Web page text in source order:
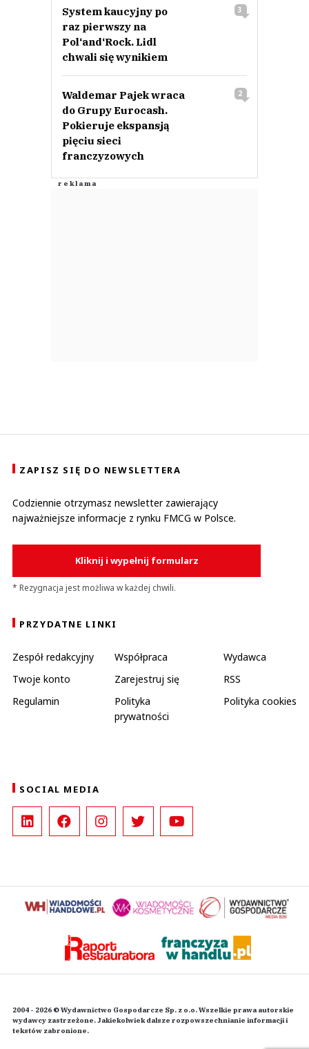
System kaucyjny po
raz pierwszy na
Pol‘and‘Rock. Lidl
chwali się wynikiem
3
Waldemar Pajek wraca
do Grupy Eurocash.
Pokieruje ekspansją
pięciu sieci
franczyzowych
2
ZAPISZ SIĘ DO NEWSLETTERA
Codziennie otrzymasz newsletter zawierający
najważniejsze informacje z rynku FMCG w Polsce.
Kliknij i wypełnij formularz
* Rezygnacja jest możliwa w każdej chwili.
PRZYDATNE LINKI
Zespół redakcyjny Współpraca
Wydawca
Twoje konto
Zarejestruj się
RSS
Regulamin
Polityka
prywatności
Polityka cookies
SOCIAL MEDIA
2004 - 2026 © Wydawnictwo Gospodarcze Sp. z o.o. Wszelkie prawa autorskie
wydawcy zastrzeżone. Jakiekolwiek dalsze rozpowszechnianie informacji i
tekstów zabronione.